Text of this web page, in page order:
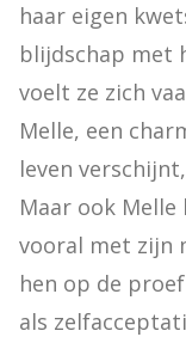
haar eigen
blijdschap met
voelt ze zich
Melle, een
leven
Maar ook
vooral met zijn
hen op de
als